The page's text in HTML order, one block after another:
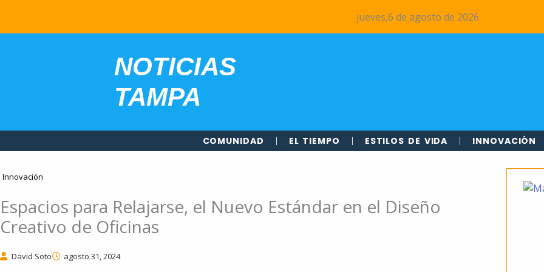
contenido
jueves,6 de agosto de 2026
NOTICIAS
TAMPA
COMUNIDAD EL TIEMPO ESTILOS DE VIDA INNOVACIÓN
Innovación
Espacios para Relajarse, el Nuevo Estándar en el Diseño
Creativo de Oficinas
David Soto agosto 31, 2024